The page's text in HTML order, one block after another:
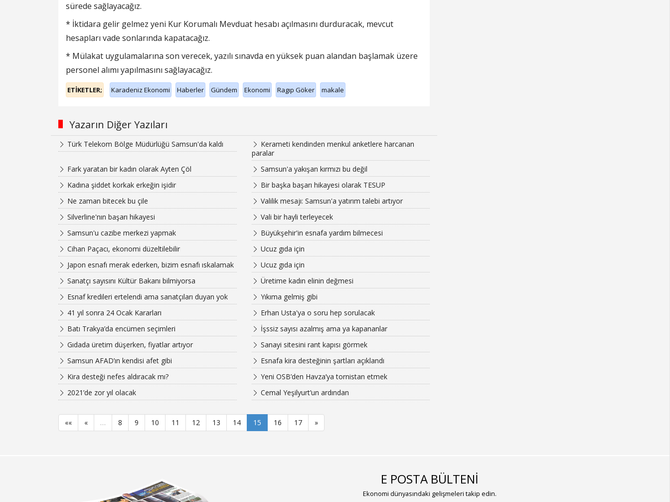
sürede sağlayacağız.
* İktidara gelir gelmez yeni Kur Korumalı Mevduat hesabı açılmasını durduracak, mevcut
hesapları vade sonlarında kapatacağız.
* Mülakat uygulamalarına son verecek, yazılı sınavda en yüksek puan alandan başlamak üzere
personel alımı yapılmasını sağlayacağız.
ETİKETLER; Karadeniz Ekonomi Haberler Gündem Ekonomi Ragıp Göker makale
Yazarın Diğer Yazıları
Türk Telekom Bölge Müdürlüğü Samsun'da kaldı
Kerameti kendinden menkul anketlere harcanan
paralar
Fark yaratan bir kadın olarak Ayten Çöl
Samsun'a yakışan kırmızı bu değil
Kadına şiddet korkak erkeğin işidir
Bir başka başarı hikayesi olarak TESUP
Ne zaman bitecek bu çile
Valilik mesajı: Samsun'a yatırım talebi artıyor
Silverline'nın başarı hikayesi
Vali bir hayli terleyecek
Samsun'u cazibe merkezi yapmak
Büyükşehir'in esnafa yardım bilmecesi
Cihan Paçacı, ekonomi düzeltilebilir
Ucuz gıda için
Japon esnafı merak ederken, bizim esnafı ıskalamak
Ucuz gıda için
Sanatçı sayısını Kültür Bakanı bilmiyorsa
Üretime kadın elinin değmesi
Esnaf kredileri ertelendi ama sanatçıları duyan yok
Yıkıma gelmiş gibi
41 yıl sonra 24 Ocak Kararları
Erhan Usta'ya o soru hep sorulacak
Batı Trakya’da encümen seçimleri
İşssiz sayısı azalmış ama ya kapananlar
Gıdada üretim düşerken, fiyatlar artıyor
Sanayi sitesini rant kapısı görmek
Samsun AFAD’ın kendisi afet gibi
Esnafa kira desteğinin şartları açıklandı
Kira desteği nefes aldıracak mı?
Yeni OSB’den Havza’ya tornistan etmek
2021’de zor yıl olacak
Cemal Yeşilyurt’un ardından
«« « … 8 9 10 11 12 13 14 15 16 17 »
E POSTA BÜLTENİ
Ekonomi dünyasındaki gelişmeleri takip edin.